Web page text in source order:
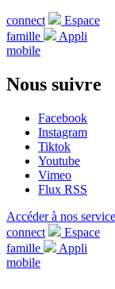
connect
Espace
famille
Appli
mobile
Nous suivre
Facebook
Instagram
Tiktok
Youtube
Vimeo
Flux RSS
Accéder à nos
connect
Espace
famille
Appli
mobile